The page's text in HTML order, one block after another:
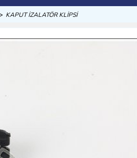
KAPUT İZALATÖR KLİPSİ